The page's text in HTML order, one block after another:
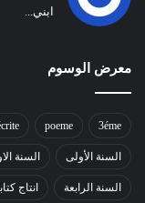
ابني...
معرض الوسوم
3éme
poeme
السنة الأولى السنة
السنة الرابعة انتاج